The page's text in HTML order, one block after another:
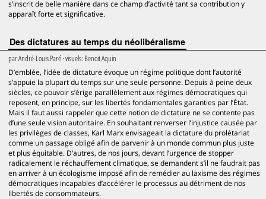
s’inscrit de belle manière dans ce champ d’activité tant sa contribution y
apparaît forte et significative.
Des dictatures au temps du néolibéralisme
parAndré-Louis Paré· visuels: Benoit Aquin
D’emblée, l’idée de dictature évoque un régime politique dont l’autorité
s’appuie la plupart du temps sur une seule personne. Depuis à peine deux
siècles, ce pouvoir s’érige parallèlement aux régimes démocratiques qui
reposent, en principe, sur les libertés fondamentales garanties par l’État.
Mais il faut aussi rappeler que cette notion de dictature ne se contente pas
d’une seule vision autoritaire. En souhaitant renverser l’injustice causée par
les privilèges de classes, Karl Marx envisageait la dictature du prolétariat
comme un passage obligé afin de parvenir à un monde commun plus juste
et plus équitable. D’autres, de nos jours, devant l’urgence de stopper
radicalement le réchauffement climatique, se demandent s’il ne faudrait pas
en arriver à un écologisme imposé afin de remédier au laxisme des régimes
démocratiques incapables d’accélérer le processus au détriment de nos
libertés de consommateurs.